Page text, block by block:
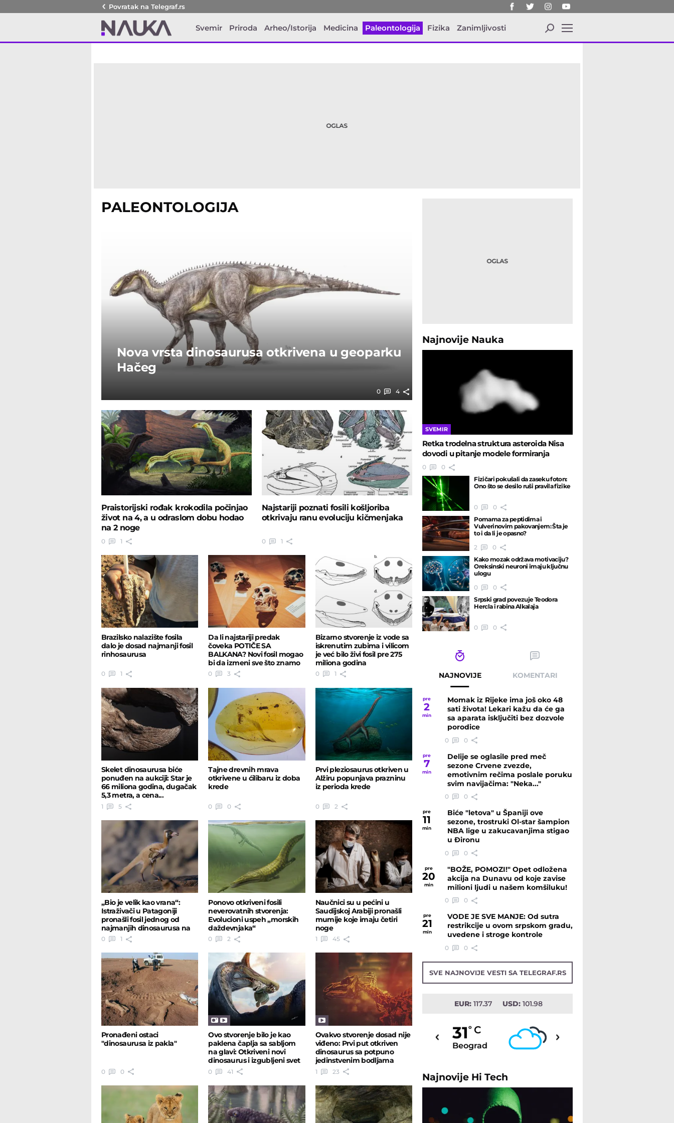
Povratak na Telegraf.rs
Svemir Priroda Arheo/Istorija Medicina Paleontologija Fizika Zanimljivosti
PALEONTOLOGIJA
Nova vrsta dinosaurusa otkrivena u geoparku
Hačeg
0 4
Praistorijski rođak krokodila počinjao
život na 4, a u odraslom dobu hodao
na 2 noge
0 1
Najstariji poznati fosili košljoriba
otkrivaju ranu evoluciju kičmenjaka
0 1
Brazilsko nalazište fosila
dalo je dosad najmanji fosil
rinhosaurusa
0 1
Da li najstariji predak
čoveka POTIČE SA
BALKANA? Novi fosil mogao
bi da izmeni sve što znamo
o poreklu ljudi
0 3
Bizarno stvorenje iz vode sa
iskrenutim zubima i vilicom
je već bilo živi fosil pre 275
miliona godina
0 1
Skelet dinosaurusa biće
ponuđen na aukciji: Star je
66 miliona godina, dugačak
5,3 metra, a cena...
1 5
Tajne drevnih mrava
otkrivene u ćilibaru iz doba
krede
0 0
Prvi pleziosaurus otkriven u
Alžiru popunjava prazninu
iz perioda krede
0 2
Najnovije Nauka
SVEMIR
Retka trodelna struktura asteroida Nisa
dovodi u pitanje modele formiranja
0
0
Fizičari pokušali da zaseku foton:
Ono što se desilo ruši pravila fizike
0
0
Pomama za peptidima i
Vulverinovim pakovanjem: Šta je
to i da li je opasno?
2
0
Kako mozak održava motivaciju?
Oreksinski neuroni imaju ključnu
ulogu
0
0
Srpski grad povezuje Teodora
Hercla i rabina Alkalaja
0 0
NAJNOVIJE KOMENTARI
pre
2
min
Momak iz Rijeke ima još oko 48
sati života! Lekari kažu da će ga
sa aparata isključiti bez dozvole
porodice
0 0
pre
7
min
Delije se oglasile pred meč
sezone Crvene zvezde,
emotivnim rečima poslale poruku
svim navijačima: "Neka..."
0 0
pre
11
min
Biće "letova" u Španiji ove
sezone, trostruki Ol-star šampion
NBA lige u zakucavanjima stigao
u Đironu
0 0
pre
20
min
"BOŽE, POMOZI!" Opet odložena
akcija na Dunavu od koje zavise
milioni ljudi u našem komšiluku!
0 0
pre
21
min
VODE JE SVE MANJE: Od sutra
restrikcije u ovom srpskom gradu,
uvedene i stroge kontrole
0 0
SVE NAJNOVIJE VESTI SA TELEGRAF.RS
EUR:117.37 USD: 101.98
31o C
Priština
31 o C
Beograd
Najnovije Hi Tech
„Bio je velik kao vrana“:
Istraživači u Patagoniji
pronašli fosil jednog od
najmanjih dinosaurusa na
svetu
0 1
Ponovo otkriveni fosili
neverovatnih stvorenja:
Evolucioni uspeh „morskih
daždevnjaka“
0 2
Naučnici su u pećini u
Saudijskoj Arabiji pronašli
mumije koje imaju četiri
noge
1 45
Pronađeni ostaci
"dinosaurusa iz pakla"
0 0
Ovo stvorenje bilo je kao
paklena čaplja sa sabljom
na glavi: Otkriveni novi
dinosaurus i izgubljeni svet
0 41
Ovakvo stvorenje dosad nije
viđeno: Prvi put otkriven
dinosaurus sa potpuno
jedinstvenim bodljama
1 23